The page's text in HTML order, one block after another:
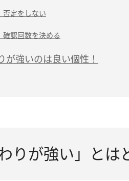
否定をしない
確認回数を決める
が強いのは良い個性！
わりが強い」とは